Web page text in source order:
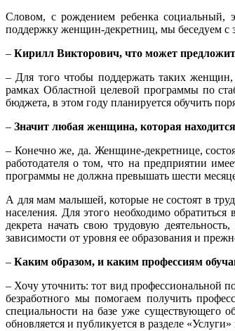
Словом, с рождением ребенка социальный,
поддержку женщин-декретниц, мы беседуем
– Кирилл Викторович, что может
– Для того чтобы поддержать таких
рамках Областной целевой программы по
бюджета, в этом году планируется обучить
– Значит любая женщина, которая
– Конечно же, да. Женщине-декретнице,
работодателя о том, что на предприятии
программы не должна превышать шести
А для мам малышей, которые не состоят в
населения. Для этого необходимо
декрета начать свою трудовую
зависимости от уровня ее образования и
– Каким образом, и каким профессиям
– Хочу уточнить: тот вид профессиональной
безработного мы помогаем получить
специальности на базе уже существующего
обновляется и публикуется в разделе